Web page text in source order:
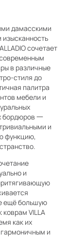
дамасскими
изысканность
сочетает
в различные
стиля до
палитра
мебели и
бордюров 一
и
функцию,
и
ещё большую
коврам VILLA
как их
и